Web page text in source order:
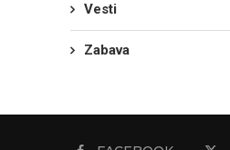
Vesti
Zabava